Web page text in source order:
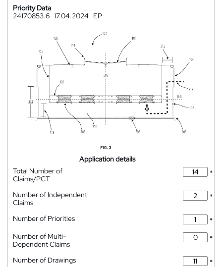
Priority Data
24170853.6 17.04.2024 EP
Application details
Total Number of
Claims/PCT
*
Number of Independent
Claims
*
Number of Priorities
*
Number of Multi-
Dependent Claims
*
Number of Drawings
*